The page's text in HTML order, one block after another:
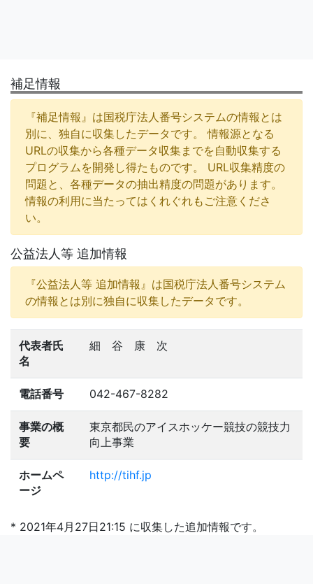
補足情報
『補足情報』は国税庁法人番号システムの情報とは
別に、独自に収集したデータです。 情報源となる
URLの収集から各種データ収集までを自動収集する
プログラムを開発し得たものです。 URL収集精度の
問題と、各種データの抽出精度の問題があります。
情報の利用に当たってはくれぐれもご注意くださ
い。
公益法人等 追加情報
『公益法人等 追加情報』は国税庁法人番号システム
の情報とは別に独自に収集したデータです。
代表者氏
名
細 谷 康 次
電話番号 042-467-8282
事業の概
要
東京都民のアイスホッケー競技の競技力
向上事業
ホームペ
ージ
http://tihf.jp
* 2021年4月27日21:15 に収集した追加情報です。